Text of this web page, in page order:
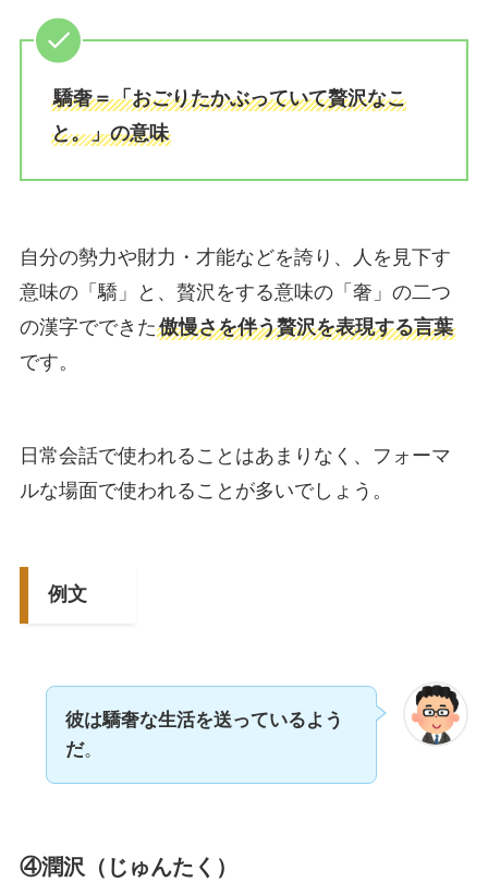
驕奢＝「おごりたかぶっていて贅沢なこ
と。」の意味
自分の勢力や財力・才能などを誇り、人を見下す
意味の「驕」と、贅沢をする意味の「奢」の二つ
の漢字でできた傲慢さを伴う贅沢を表現する言葉
です。
日常会話で使われることはあまりなく、フォーマ
ルな場面で使われることが多いでしょう。
例文
彼は驕奢な生活を送っているよう
だ。
④潤沢（じゅんたく）